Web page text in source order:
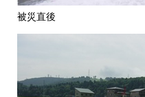
被災直後